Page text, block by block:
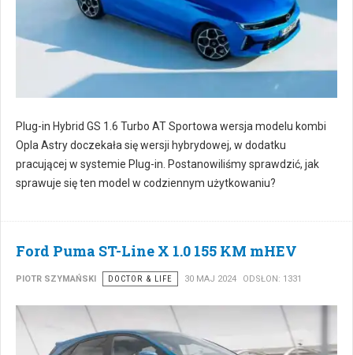
Plug-in Hybrid GS 1.6 Turbo AT Sportowa wersja modelu kombi
Opla Astry doczekała się wersji hybrydowej, w dodatku
pracującej w systemie Plug-in. Postanowiliśmy sprawdzić, jak
sprawuje się ten model w codziennym użytkowaniu?
Ford Puma ST-Line X 1.0 155 KM mHEV
PIOTR SZYMAŃSKI DOCTOR & LIFE 30 MAJ 2024 ODSŁON: 1331